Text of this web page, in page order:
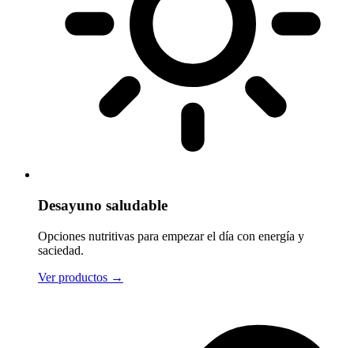
Desayuno saludable
Opciones nutritivas para empezar el día con energía y
saciedad.
Ver productos →